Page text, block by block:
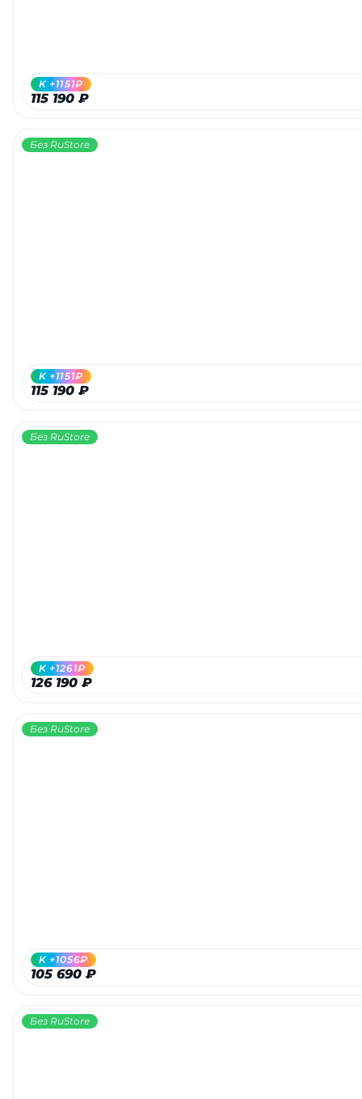
115 190 ₽
K +1151₽
Без RuStore
115 190 ₽
K +1151₽
Без RuStore
126 190 ₽
K +1261₽
Без RuStore
105 690 ₽
K +1056₽
Без RuStore